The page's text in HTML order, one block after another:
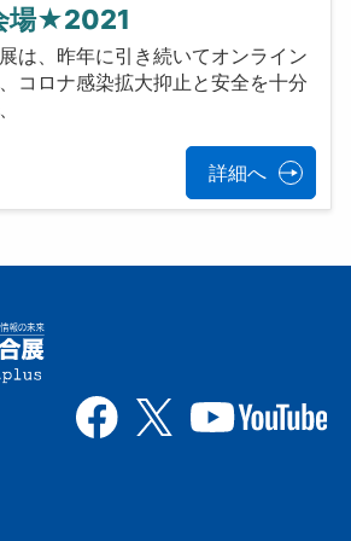
場★2021
は、昨年に引き続いてオンライン
コロナ感染拡大抑止と安全を十分
詳細へ